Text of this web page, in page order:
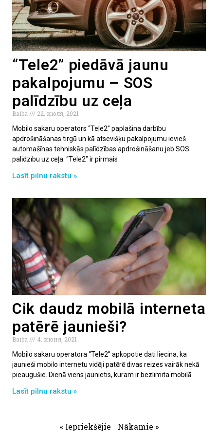
“Tele2” piedāvā jaunu
pakalpojumu – SOS
palīdzību uz ceļa
Baiba
22. июля, 2021
Mobilo sakaru operators “Tele2” paplašina darbību
apdrošināšanas tirgū un kā atsevišķu pakalpojumu ievieš
automašīnas tehniskās palīdzības apdrošināšanu jeb SOS
palīdzību uz ceļa. “Tele2” ir pirmais
Lasīt pilnu rakstu »
Cik daudz mobilā interneta
patērē jaunieši?
Baiba
4. июня, 2021
Mobilo sakaru operatora “Tele2” apkopotie dati liecina, ka
jaunieši mobilo internetu vidēji patērē divas reizes vairāk nekā
pieaugušie. Dienā viens jaunietis, kuram ir bezlimita mobilā
Lasīt pilnu rakstu »
« Iepriekšējie Nākamie »